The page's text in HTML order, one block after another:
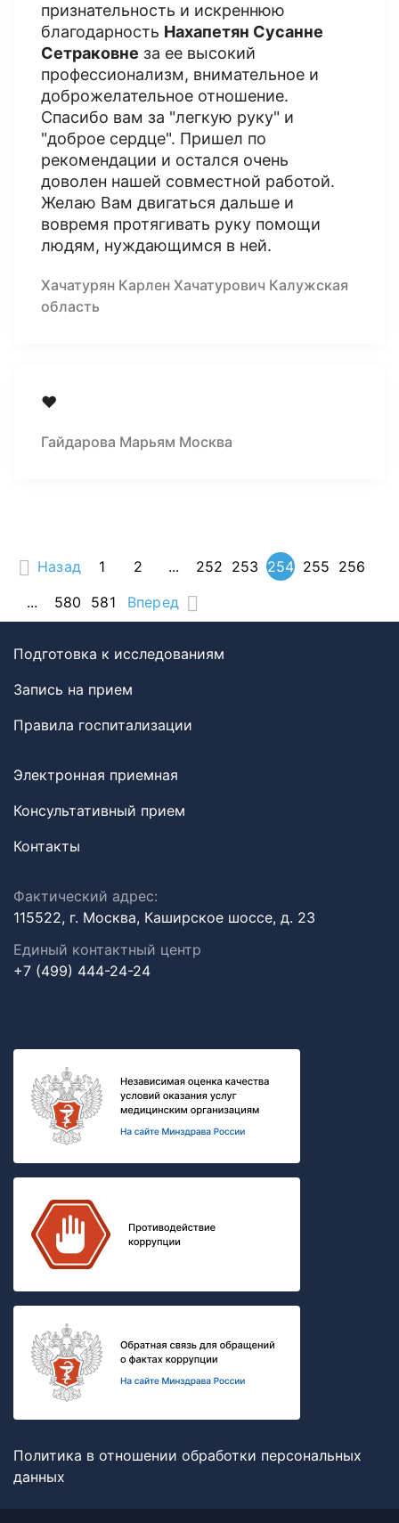
признательность и искреннюю
благодарность Нахапетян Сусанне
Сетраковне за ее высокий
профессионализм, внимательное и
доброжелательное отношение.
Спасибо вам за "легкую руку" и
"доброе сердце". Пришел по
рекомендации и остался очень
доволен нашей совместной работой.
Желаю Вам двигаться дальше и
вовремя протягивать руку помощи
людям, нуждающимся в ней.
Хачатурян Карлен Хачатурович Калужская
область
❤️‍
Гайдарова Марьям Москва
Назад 1 2 ... 252 253 254 255 256
...
580 581 Вперед
Подготовка к исследованиям
Запись на прием
Правила госпитализации
Электронная приемная
Консультативный прием
Контакты
Фактический адрес:
115522, г. Москва, Каширское шоссе, д. 23
Единый контактный центр
+7 (499) 444-24-24
Политика в отношении обработки персональных
данных